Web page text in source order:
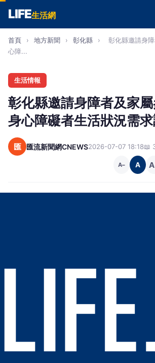
LIFE生活網
首頁 › 地方新聞 › 彰化縣 ›
彰化縣邀請身
心障...
生活情報
彰化縣邀請身障者及家
身心障礙者生活狀況需
匯 匯流新聞網CNEWS2026-07-07 18:18📖
A− A